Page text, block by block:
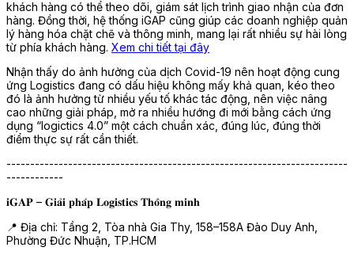
khách hàng có thể theo dõi, giám sát lịch trình giao nhận của đơn
hàng. Đồng thời, hệ thống iGAP cũng giúp các doanh nghiệp quản
lý hàng hóa chặt chẽ và thông minh, mang lại rất nhiều sự hài lòng
từ phía khách hàng. Xem chi tiết tại đây
Nhận thấy do ảnh hưởng của dịch Covid-19 nên hoạt động cung
ứng Logistics đang có dấu hiệu không mấy khả quan, kéo theo
đó là ảnh hưởng từ nhiều yếu tố khác tác động, nên việc nâng
cao những giải pháp, mở ra nhiều hướng đi mới bằng cách ứng
dụng “logictics 4.0” một cách chuẩn xác, đúng lúc, đúng thời
điểm thực sự rất cần thiết.
------------------------------------------------------------------------
------------
𝐢𝐆𝐀𝐏 – 𝐆𝐢𝐚̉𝐢 𝐩𝐡𝐚́𝐩 𝐋𝐨𝐠𝐢𝐬𝐭𝐢𝐜𝐬 𝐓𝐡𝐨̂𝐧𝐠 𝐦𝐢𝐧𝐡
📍 Địa chỉ: Tầng 2, Tòa nhà Gia Thy, 158–158A Đào Duy Anh,
Phường Đức Nhuận, TP.HCM